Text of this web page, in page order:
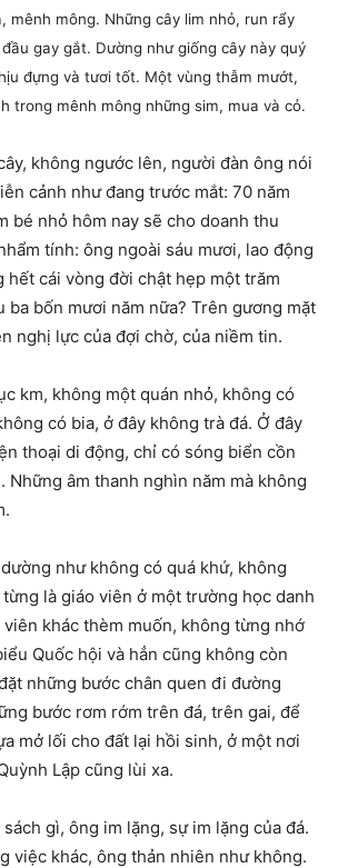
mênh mông. Những cây lim nhỏ, run rẩy
gay gắt. Dường như giống cây này quý
đựng và tươi tốt. Một vùng thẫm mướt,
trong mênh mông những sim, mua và cỏ.
không ngước lên, người đàn ông nói
cảnh như đang trước mắt: 70 năm
bé nhỏ hôm nay sẽ cho doanh thu
tính: ông ngoài sáu mươi, lao động
hết cái vòng đời chật hẹp một trăm
ba bốn mươi năm nữa? Trên gương mặt
nghị lực của đợi chờ, của niềm tin.
km, không một quán nhỏ, không có
có bia, ở đây không trà đá. Ở đây
thoại di động, chỉ có sóng biển cồn
Những âm thanh nghìn năm mà không
như không có quá khứ, không
là giáo viên ở một trường học danh
khác thèm muốn, không từng nhớ
Quốc hội và hẳn cũng không còn
những bước chân quen đi đường
bước rơm rớm trên đá, trên gai, để
mở lối cho đất lại hồi sinh, ở một nơi
Lập cũng lùi xa.
gì, ông im lặng, sự im lặng của đá.
việc khác, ông thản nhiên như không.